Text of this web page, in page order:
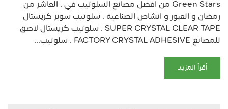
Green Stars من افضل مصانع السلوتيب في . العاشر من
رمضان و العبور و انشاص الصناعية . سلوتيب سوبر كريستال
SUPER CRYSTAL CLEAR TAPE . سلوتيب كريستال لاصق
للمصانع FACTORY CRYSTAL ADHESIVE . سلوتيب...
أقرأ المزيد